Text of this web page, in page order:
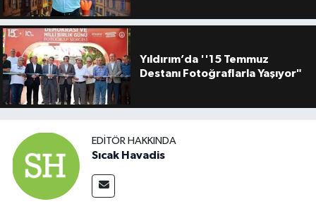
Yıldırım’da ''15 Temmuz
Destanı Fotoğraflarla Yaşıyor"
EDITÖR HAKKINDA
Sıcak Havadis